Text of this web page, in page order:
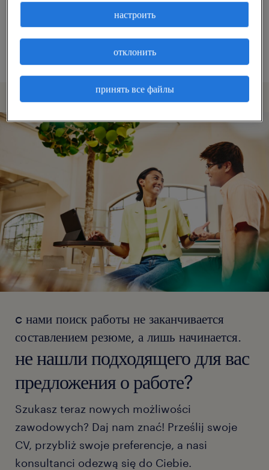
Измените название должности или ключевые
слова и проверьте, правильно ли они
написаны.
c нами поиск работы не заканчивается
составлением резюме, а лишь начинается.
не нашли подходящего для вас
предложения о работе?
Szukasz teraz nowych możliwości
zawodowych? Daj nam znać! Prześlij swoje
CV, przybliż swoje preferencje, a nasi
konsultanci odezwą się do Ciebie.
принять все файлы
отклонить
настроить